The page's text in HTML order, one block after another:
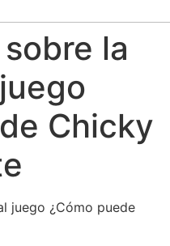
la
Chicky
juego ¿Cómo puede